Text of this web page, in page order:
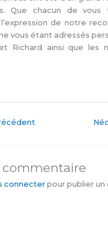
Que chacun de vous
de notre
vous étant adressés
Richard ainsi que les
commentaire
connecter pour publier